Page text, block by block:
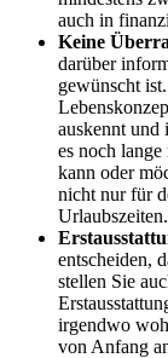
auch in
Keine
darüber
gewünscht
auskennt und
es noch
kann oder
nicht nur für
Urlaubszeiten.
entscheiden,
stellen Sie
irgendwo
von Anfang